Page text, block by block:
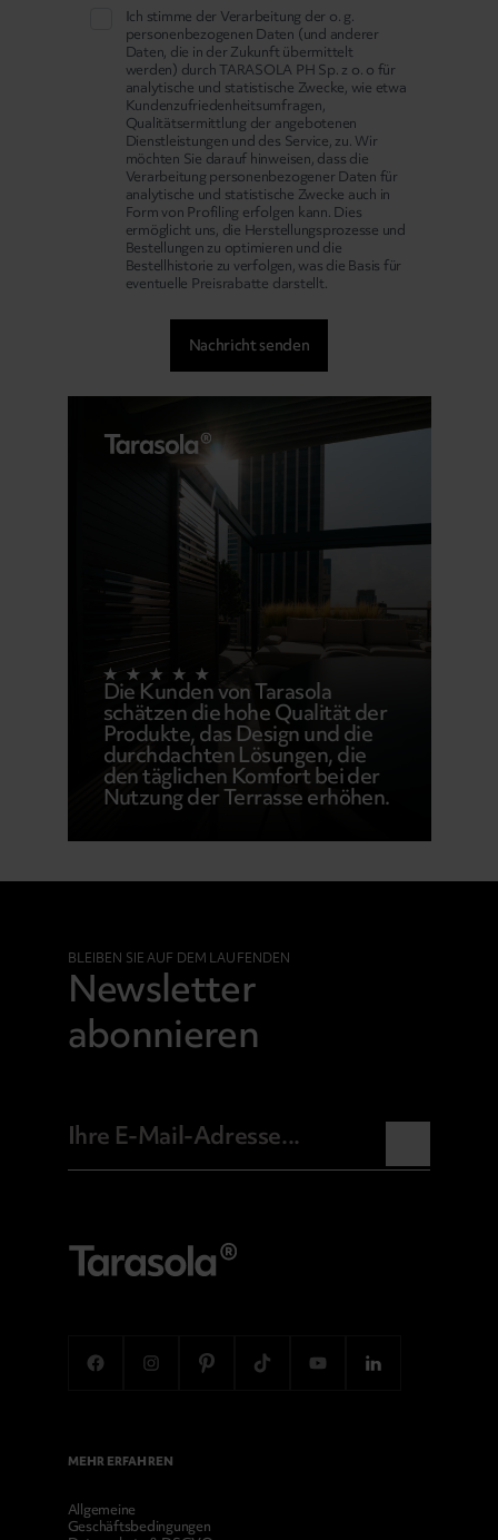
Ich stimme der Verarbeitung der o. g.
personenbezogenen Daten (und anderer
Daten, die in der Zukunft übermittelt
werden) durch TARASOLA PH Sp. z o. o für
analytische und statistische Zwecke, wie etwa
Kundenzufriedenheitsumfragen,
Qualitätsermittlung der angebotenen
Dienstleistungen und des Service, zu. Wir
möchten Sie darauf hinweisen, dass die
Verarbeitung personenbezogener Daten für
analytische und statistische Zwecke auch in
Form von Profiling erfolgen kann. Dies
ermöglicht uns, die Herstellungsprozesse und
Bestellungen zu optimieren und die
Bestellhistorie zu verfolgen, was die Basis für
eventuelle Preisrabatte darstellt.
Die Kunden von Tarasola
schätzen die hohe Qualität der
Produkte, das Design und die
durchdachten Lösungen, die
den täglichen Komfort bei der
Nutzung der Terrasse erhöhen.
BLEIBEN SIE AUF DEM LAUFENDEN
Newsletter
abonnieren
MEHR ERFAHREN
Allgemeine
Geschäftsbedingungen